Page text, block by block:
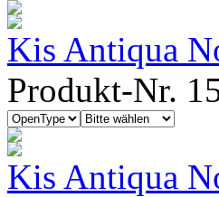
Kis Antiqua
Produkt-Nr.
Kis Antiqua